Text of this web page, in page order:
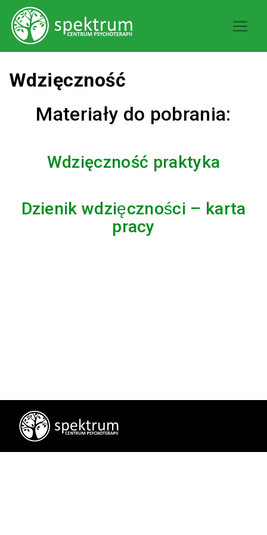
Wdzięczność
Materiały do pobrania:
Wdzięczność praktyka
Dzienik wdzięczności – karta
pracy